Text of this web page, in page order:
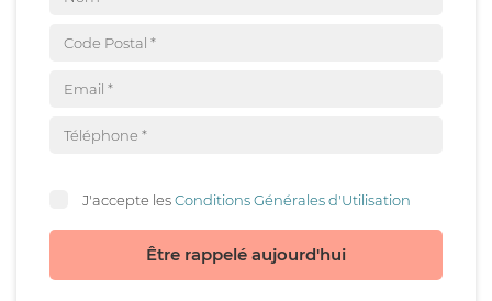
J'accepte lesConditions Générales d'Utilisation
Être rappelé aujourd'hui